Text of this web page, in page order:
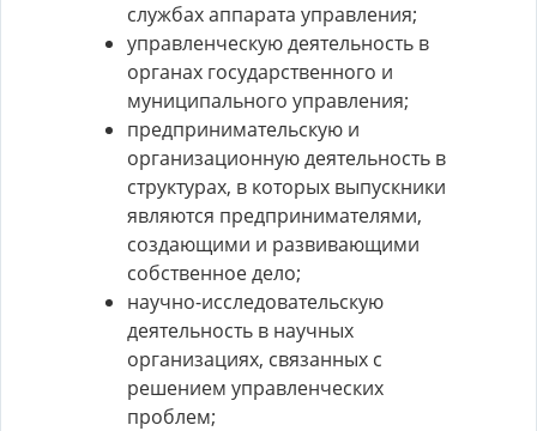
службах аппарата управления;
управленческую деятельность в
органах государственного и
муниципального управления;
предпринимательскую и
организационную деятельность в
структурах, в которых выпускники
являются предпринимателями,
создающими и развивающими
собственное дело;
научно-исследовательскую
деятельность в научных
организациях, связанных с
решением управленческих
проблем;